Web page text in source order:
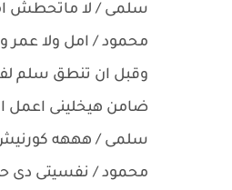
سلمى / لا ماتحطش
محمود / امل ولا عمر
وقبل ان تنطق سلم
ضامن هيخلينى اعمل
سلمى / هههه
محمود / نفسيتى دى